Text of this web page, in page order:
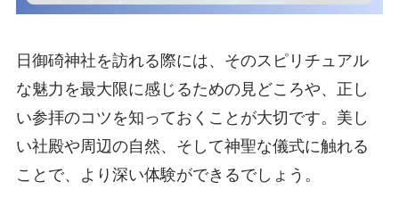
日御碕神社を訪れる際には、そのスピリチュアル
な魅力を最大限に感じるための見どころや、正し
い参拝のコツを知っておくことが大切です。美し
い社殿や周辺の自然、そして神聖な儀式に触れる
ことで、より深い体験ができるでしょう。